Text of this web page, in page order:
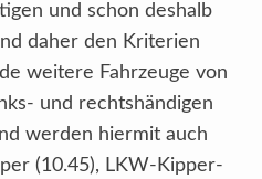
und schon deshalb
daher den Kriterien
weitere Fahrzeuge von
und rechtshändigen
werden hiermit auch
(10.45), LKW-Kipper-